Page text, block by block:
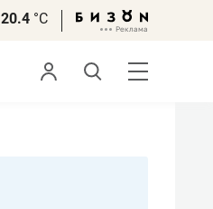
20.4 °С